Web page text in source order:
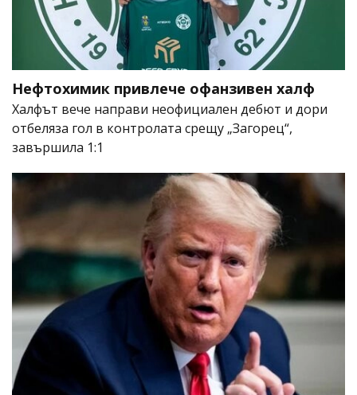
Нефтохимик привлече офанзивен халф
Халфът вече направи неофициален дебют и дори
отбеляза гол в контролата срещу „Загорец“,
завършила 1:1